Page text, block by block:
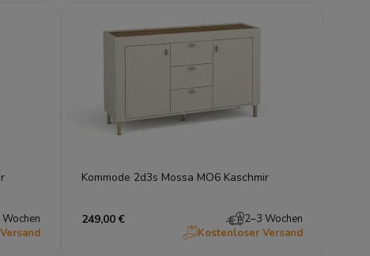
Kommode 2d3s Mossa MO6 Kaschmir
249,00 €
2–3 Wochen
Kostenloser Versand